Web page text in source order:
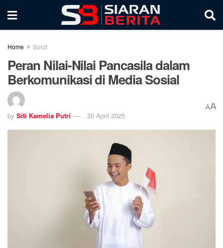
Home Sorot
Peran Nilai-Nilai Pancasila dalam
Berkomunikasi di Media Sosial
by Siti Kamelia Putri 20 April 2025
AA